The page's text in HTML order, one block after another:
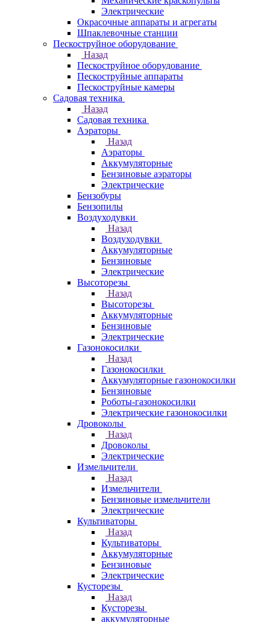
Электрические
Окрасочные аппараты и агрегаты
Шпаклевочные станции
Пескоструйное оборудование
Назад
Пескоструйное оборудование
Пескоструйные аппараты
Пескоструйные камеры
Садовая техника
Назад
Садовая техника
Аэраторы
Назад
Аэраторы
Аккумуляторные
Бензиновые аэраторы
Электрические
Бензобуры
Бензопилы
Воздуходувки
Назад
Воздуходувки
Аккумуляторные
Бензиновые
Электрические
Высоторезы
Назад
Высоторезы
Аккумуляторные
Бензиновые
Электрические
Газонокосилки
Назад
Газонокосилки
Аккумуляторные газонокосилки
Бензиновые
Роботы-газонокосилки
Электрические газонокосилки
Дровоколы
Назад
Дровоколы
Электрические
Измельчители
Назад
Измельчители
Бензиновые измельчители
Электрические
Культиваторы
Назад
Культиваторы
Аккумуляторные
Бензиновые
Электрические
Кусторезы
Назад
Кусторезы
аккумуляторные